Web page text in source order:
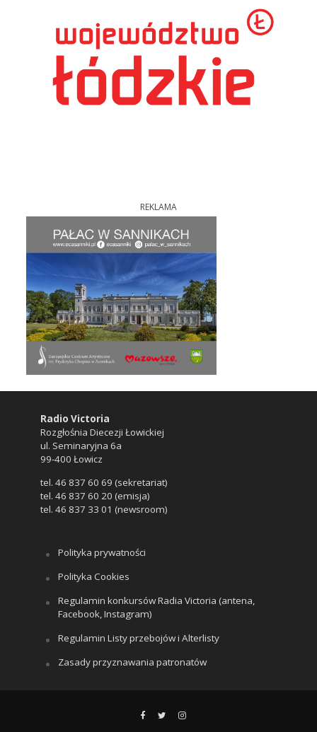
REKLAMA
Radio Victoria
Rozgłośnia Diecezji Łowickiej
ul. Seminaryjna 6a
99-400 Łowicz
tel. 46 837 60 69 (sekretariat)
tel. 46 837 60 20 (emisja)
tel. 46 837 33 01 (newsroom)
Polityka prywatności
Polityka Cookies
Regulamin konkursów Radia Victoria (antena,
Facebook, Instagram)
Regulamin Listy przebojów i Alterlisty
Zasady przyznawania patronatów